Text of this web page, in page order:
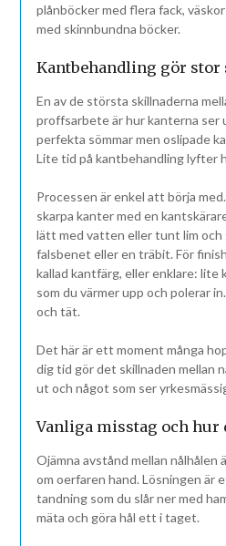
plånböcker med flera fack,
med skinnbundna böcker.
Kantbehandling gör
En av de största skillnaderna
proffsarbete är hur kanterna ser
perfekta sömmar men oslipade
Lite tid på kantbehandling lyfter
Processen är enkel att börja
skarpa kanter med en
lätt med vatten eller tunt lim och
falsbenet eller en träbit. För
kallad kantfärg, eller enklare: lite
som du värmer upp och polerar
och tät.
Det här är ett moment många
dig tid gör det skillnaden mellan
ut och något som ser
Vanliga misstag och hur
Ojämna avstånd mellan nålhålen
om oerfaren hand. Lösningen är
tandning som du slår ner med
mäta och göra hål ett i taget.